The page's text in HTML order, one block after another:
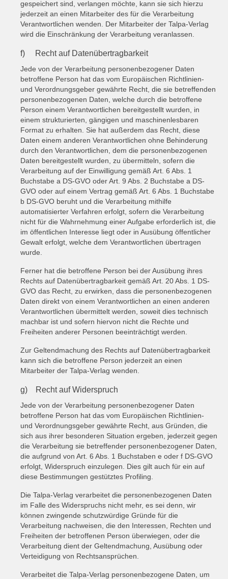
gespeichert sind, verlangen möchte, kann sie sich hierzu
jederzeit an einen Mitarbeiter des für die Verarbeitung
Verantwortlichen wenden. Der Mitarbeiter der Talpa-Verlag
wird die Einschränkung der Verarbeitung veranlassen.
f) Recht auf Datenübertragbarkeit
Jede von der Verarbeitung personenbezogener Daten
betroffene Person hat das vom Europäischen Richtlinien-
und Verordnungsgeber gewährte Recht, die sie betreffenden
personenbezogenen Daten, welche durch die betroffene
Person einem Verantwortlichen bereitgestellt wurden, in
einem strukturierten, gängigen und maschinenlesbaren
Format zu erhalten. Sie hat außerdem das Recht, diese
Daten einem anderen Verantwortlichen ohne Behinderung
durch den Verantwortlichen, dem die personenbezogenen
Daten bereitgestellt wurden, zu übermitteln, sofern die
Verarbeitung auf der Einwilligung gemäß Art. 6 Abs. 1
Buchstabe a DS-GVO oder Art. 9 Abs. 2 Buchstabe a DS-
GVO oder auf einem Vertrag gemäß Art. 6 Abs. 1 Buchstabe
b DS-GVO beruht und die Verarbeitung mithilfe
automatisierter Verfahren erfolgt, sofern die Verarbeitung
nicht für die Wahrnehmung einer Aufgabe erforderlich ist, die
im öffentlichen Interesse liegt oder in Ausübung öffentlicher
Gewalt erfolgt, welche dem Verantwortlichen übertragen
wurde.
Ferner hat die betroffene Person bei der Ausübung ihres
Rechts auf Datenübertragbarkeit gemäß Art. 20 Abs. 1 DS-
GVO das Recht, zu erwirken, dass die personenbezogenen
Daten direkt von einem Verantwortlichen an einen anderen
Verantwortlichen übermittelt werden, soweit dies technisch
machbar ist und sofern hiervon nicht die Rechte und
Freiheiten anderer Personen beeinträchtigt werden.
Zur Geltendmachung des Rechts auf Datenübertragbarkeit
kann sich die betroffene Person jederzeit an einen
Mitarbeiter der Talpa-Verlag wenden.
g) Recht auf Widerspruch
Jede von der Verarbeitung personenbezogener Daten
betroffene Person hat das vom Europäischen Richtlinien-
und Verordnungsgeber gewährte Recht, aus Gründen, die
sich aus ihrer besonderen Situation ergeben, jederzeit gegen
die Verarbeitung sie betreffender personenbezogener Daten,
die aufgrund von Art. 6 Abs. 1 Buchstaben e oder f DS-GVO
erfolgt, Widerspruch einzulegen. Dies gilt auch für ein auf
diese Bestimmungen gestütztes Profiling.
Die Talpa-Verlag verarbeitet die personenbezogenen Daten
im Falle des Widerspruchs nicht mehr, es sei denn, wir
können zwingende schutzwürdige Gründe für die
Verarbeitung nachweisen, die den Interessen, Rechten und
Freiheiten der betroffenen Person überwiegen, oder die
Verarbeitung dient der Geltendmachung, Ausübung oder
Verteidigung von Rechtsansprüchen.
Verarbeitet die Talpa-Verlag personenbezogene Daten, um